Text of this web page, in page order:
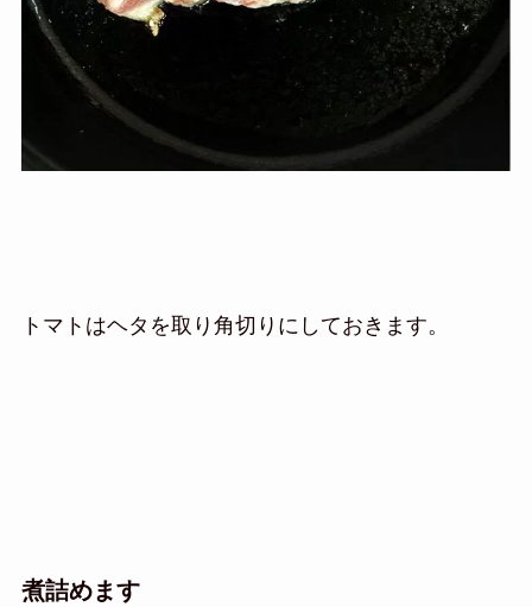
トマトはヘタを取り角切りにしておきます。
煮詰めます